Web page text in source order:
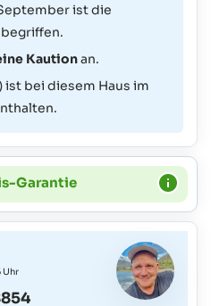
ist die
Kautionan.
ist bei diesem Haus im
Garantie
Uhr